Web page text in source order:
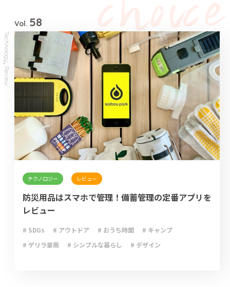
Technology
,
Review
Vol. 58
テクノロジー レビュー
防災用品はスマホで管理！備蓄管理の定番アプリを
レビュー
# SDGs # アウトドア # おうち時間
# キャンプ
# ゲリラ豪雨
# シンプルな暮らし
# デザイン